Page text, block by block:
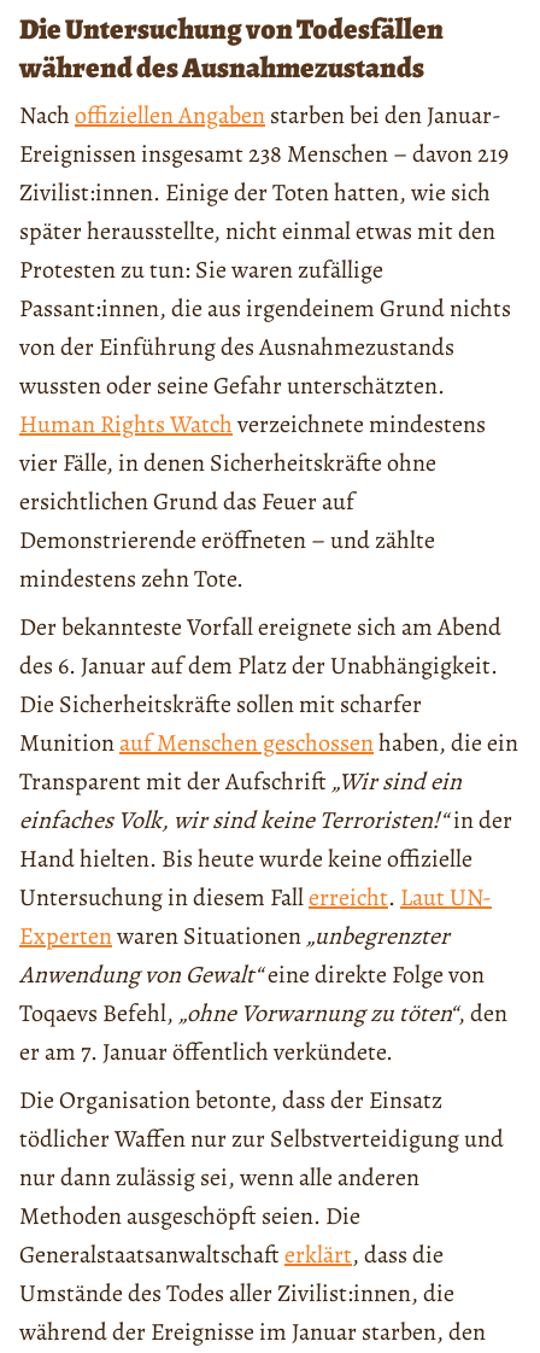
Die Untersuchung von Todesfällen
während des Ausnahmezustands
Nachoffiziellen Angabenstarben bei den Januar-
Ereignissen insgesamt 238 Menschen – davon 219
Zivilist:innen. Einige der Toten hatten, wie sich
später herausstellte, nicht einmal etwas mit den
Protesten zu tun: Sie waren zufällige
Passant:innen, die aus irgendeinem Grund nichts
von der Einführung des Ausnahmezustands
wussten oder seine Gefahr unterschätzten.
Human Rights Watchverzeichnete mindestens
vier Fälle, in denen Sicherheitskräfte ohne
ersichtlichen Grund das Feuer auf
Demonstrierende eröffneten – und zählte
mindestens zehn Tote.
Der bekannteste Vorfall ereignete sich am Abend
des 6. Januar auf dem Platz der Unabhängigkeit.
Die Sicherheitskräfte sollen mit scharfer
Munitionauf Menschen geschossenhaben, die ein
Transparent mit der Aufschrift„Wir sind ein
einfaches Volk, wir sind keine Terroristen!“in der
Hand hielten. Bis heute wurde keine offizielle
Untersuchung in diesem Fallerreicht. Laut UN-
Expertenwaren Situationen„unbegrenzter
Anwendung von Gewalt“eine direkte Folge von
Toqaevs Befehl, „ohne Vorwarnung zu töten“, den
er am 7. Januar öffentlich verkündete.
Die Organisation betonte, dass der Einsatz
tödlicher Waffen nur zur Selbstverteidigung und
nur dann zulässig sei, wenn alle anderen
Methoden ausgeschöpft seien. Die
Generalstaatsanwaltschafterklärt, dass die
Umstände des Todes aller Zivilist:innen, die
während der Ereignisse im Januar starben, den